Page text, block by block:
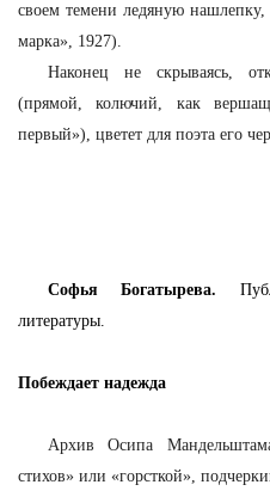
своем темени ледяную
марка», 1927).
Наконец не скрываясь,
(прямой, колючий, как
первый»), цветет для поэта его
Софья Богатырева.
литературы.
Побеждает надежда
Архив Осипа
стихов» или «горсткой»,